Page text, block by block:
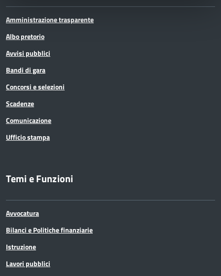
Amministrazione trasparente
Albo pretorio
Avvisi pubblici
Bandi di gara
Concorsi e selezioni
Scadenze
Comunicazione
Ufficio stampa
Temi e Funzioni
Avvocatura
Bilanci e Politiche finanziarie
Istruzione
Lavori pubblici